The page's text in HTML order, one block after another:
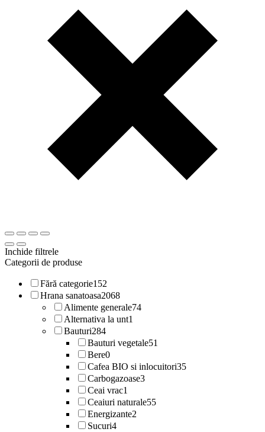
Inchide filtrele
Categorii de produse
Fără categorie152
Hrana sanatoasa2068
Alimente generale74
Alternativa la unt1
Bauturi284
Bauturi vegetale51
Bere0
Cafea BIO si inlocuitori35
Carbogazoase3
Ceai vrac1
Ceaiuri naturale55
Energizante2
Sucuri4